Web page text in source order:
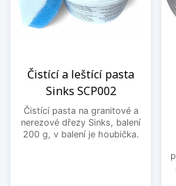
Čistící a leštící pasta
Sinks SCP002
Čistící pasta na granitové a
nerezové dřezy Sinks, balení
200 g, v balení je houbička.